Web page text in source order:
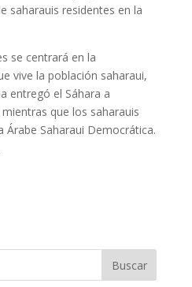
saharauis residentes en la
se centrará en la
vive la población saharaui,
entregó el Sáhara a
que los saharauis
Árabe Saharaui Democrática.